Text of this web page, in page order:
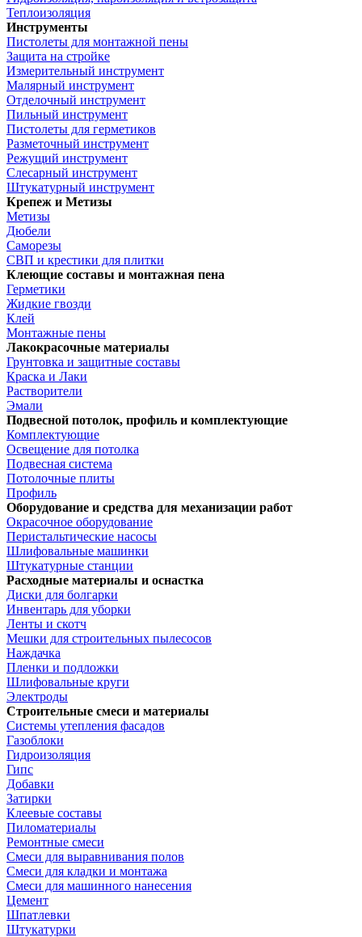
Теплоизоляция
Инструменты
Пистолеты для монтажной пены
Защита на стройке
Измерительный инструмент
Малярный инструмент
Отделочный инструмент
Пильный инструмент
Пистолеты для герметиков
Разметочный инструмент
Режущий инструмент
Слесарный инструмент
Штукатурный инструмент
Крепеж и Метизы
Метизы
Дюбели
Саморезы
СВП и крестики для плитки
Клеющие составы и монтажная пена
Герметики
Жидкие гвозди
Клей
Монтажные пены
Лакокрасочные материалы
Грунтовка и защитные составы
Краска и Лаки
Растворители
Эмали
Подвесной потолок, профиль и комплектующие
Комплектующие
Освещение для потолка
Подвесная система
Потолочные плиты
Профиль
Оборудование и средства для механизации работ
Окрасочное оборудование
Перистальтические насосы
Шлифовальные машинки
Штукатурные станции
Расходные материалы и оснастка
Диски для болгарки
Инвентарь для уборки
Ленты и скотч
Мешки для строительных пылесосов
Наждачка
Пленки и подложки
Шлифовальные круги
Электроды
Строительные смеси и материалы
Системы утепления фасадов
Газоблоки
Гидроизоляция
Гипс
Добавки
Затирки
Клеевые составы
Пиломатериалы
Ремонтные смеси
Смеси для выравнивания полов
Смеси для кладки и монтажа
Смеси для машинного нанесения
Цемент
Шпатлевки
Штукатурки